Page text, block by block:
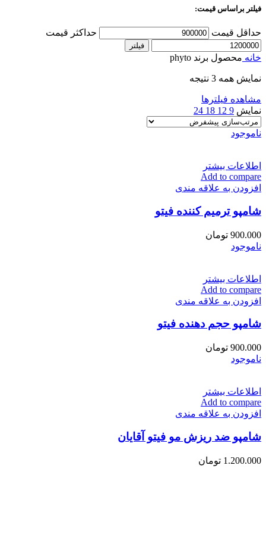
فیلتر براساس قیمت:
حداقل قیمت حداکثر قیمت
فیلتر
خانه محصول برند phyto
نمایش همه 3 نتیجه
مشاهده فیلترها
نمایش 9
12
18
24
ناموجود
اطلاعات بیشتر
Add to compare
افزودن به علاقه مندی
شامپو ترمیم کننده فیتو
900.000 تومان
ناموجود
اطلاعات بیشتر
Add to compare
افزودن به علاقه مندی
شامپو حجم دهنده فیتو
900.000 تومان
ناموجود
اطلاعات بیشتر
Add to compare
افزودن به علاقه مندی
شامپو ضد ریزش مو فیتو آقایان
1.200.000 تومان